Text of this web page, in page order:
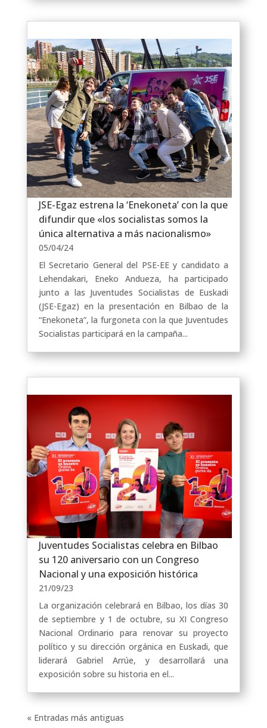
JSE-Egaz estrena la ‘Enekoneta’ con la que
difundir que «los socialistas somos la
única alternativa a más nacionalismo»
05/04/24
El Secretario General del PSE-EE y candidato a
Lehendakari, Eneko Andueza, ha participado
junto a las Juventudes Socialistas de Euskadi
(JSE-Egaz) en la presentación en Bilbao de la
“Enekoneta”, la furgoneta con la que Juventudes
Socialistas participará en la campaña...
Juventudes Socialistas celebra en Bilbao
su 120 aniversario con un Congreso
Nacional y una exposición histórica
21/09/23
La organización celebrará en Bilbao, los días 30
de septiembre y 1 de octubre, su XI Congreso
Nacional Ordinario para renovar su proyecto
político y su dirección orgánica en Euskadi, que
liderará Gabriel Arrúe, y desarrollará una
exposición sobre su historia en el...
« Entradas más antiguas